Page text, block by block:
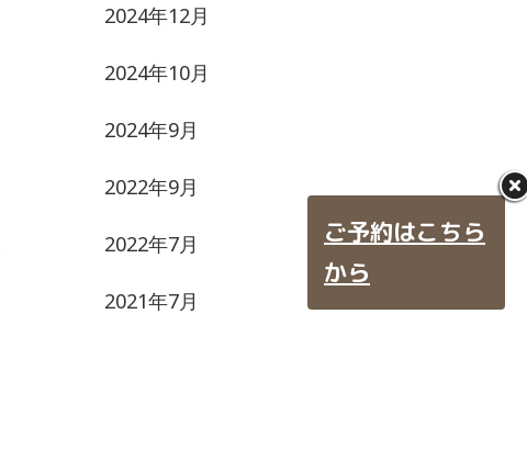
2024年12月
2024年10月
2024年9月
2022年9月
2022年7月
2021年7月
ご予約はこちら
から